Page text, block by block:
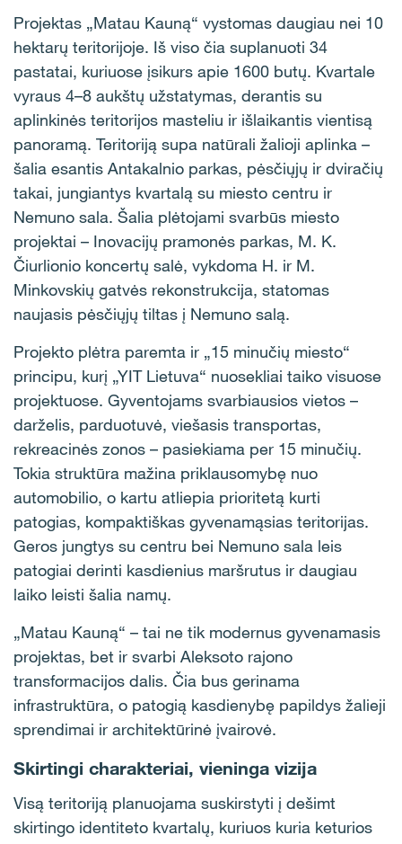
Projektas „Matau Kauną“ vystomas daugiau nei 10
hektarų teritorijoje. Iš viso čia suplanuoti 34
pastatai, kuriuose įsikurs apie 1600 butų. Kvartale
vyraus 4–8 aukštų užstatymas, derantis su
aplinkinės teritorijos masteliu ir išlaikantis vientisą
panoramą. Teritoriją supa natūrali žalioji aplinka –
šalia esantis Antakalnio parkas, pėsčiųjų ir dviračių
takai, jungiantys kvartalą su miesto centru ir
Nemuno sala. Šalia plėtojami svarbūs miesto
projektai – Inovacijų pramonės parkas, M. K.
Čiurlionio koncertų salė, vykdoma H. ir M.
Minkovskių gatvės rekonstrukcija, statomas
naujasis pėsčiųjų tiltas į Nemuno salą.
Projekto plėtra paremta ir „15 minučių miesto“
principu, kurį „YIT Lietuva“ nuosekliai taiko visuose
projektuose. Gyventojams svarbiausios vietos –
darželis, parduotuvė, viešasis transportas,
rekreacinės zonos – pasiekiama per 15 minučių.
Tokia struktūra mažina priklausomybę nuo
automobilio, o kartu atliepia prioritetą kurti
patogias, kompaktiškas gyvenamąsias teritorijas.
Geros jungtys su centru bei Nemuno sala leis
patogiai derinti kasdienius maršrutus ir daugiau
laiko leisti šalia namų.
„Matau Kauną“ – tai ne tik modernus gyvenamasis
projektas, bet ir svarbi Aleksoto rajono
transformacijos dalis. Čia bus gerinama
infrastruktūra, o patogią kasdienybę papildys žalieji
sprendimai ir architektūrinė įvairovė.
Skirtingi charakteriai, vieninga vizija
Visą teritoriją planuojama suskirstyti į dešimt
skirtingo identiteto kvartalų, kuriuos kuria keturios